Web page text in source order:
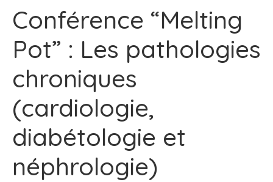
Conférence “Melting
Pot” : Les pathologies
chroniques
(cardiologie,
diabétologie et
néphrologie)